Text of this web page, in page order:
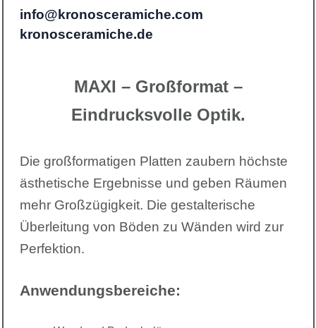
info@kronosceramiche.com
kronosceramiche.de
MAXI – Großformat –
Eindrucksvolle Optik.
Die großformatigen Platten zaubern höchste
ästhetische Ergebnisse und geben Räumen
mehr Großzügigkeit. Die gestalterische
Überleitung von Böden zu Wänden wird zur
Perfektion.
Anwendungsbereiche: